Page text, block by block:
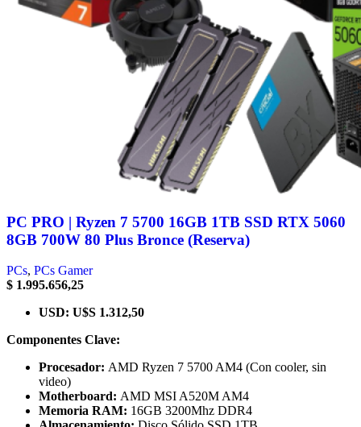
PC PRO | Ryzen 7 5700 16GB 1TB SSD RTX 5060
8GB 700W 80 Plus Bronce (Reserva)
PCs, PCs Gamer
$ 1.995.656,25
USD: U$S 1.312,50
Componentes Clave:
Procesador: AMD Ryzen 7 5700 AM4 (Con cooler, sin
video)
Motherboard: AMD MSI A520M AM4
Memoria RAM: 16GB 3200Mhz DDR4